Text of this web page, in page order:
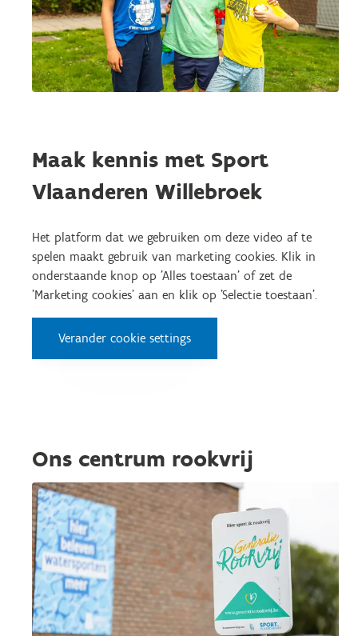
Maak kennis met Sport
Vlaanderen Willebroek
Het platform dat we gebruiken om deze video af te
spelen maakt gebruik van marketing cookies. Klik in
onderstaande knop op 'Alles toestaan' of zet de
'Marketing cookies' aan en klik op 'Selectie toestaan'.
Verander cookie settings
Ons centrum rookvrij